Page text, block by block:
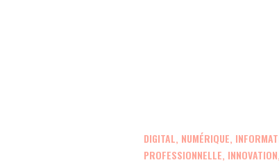
DIGITAL, NUMÉRIQUE,
PROFESSIONNELLE,